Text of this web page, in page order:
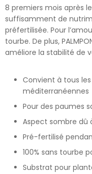
8 premiers mois après
suffisamment de
préfertilisée. Pour
tourbe. De plus,
améliore la stabilité de
Convient à tous
méditerranéennes
Pour des paumes
Aspect sombre dû
Pré-fertilisé
100% sans tourbe
Substrat pour